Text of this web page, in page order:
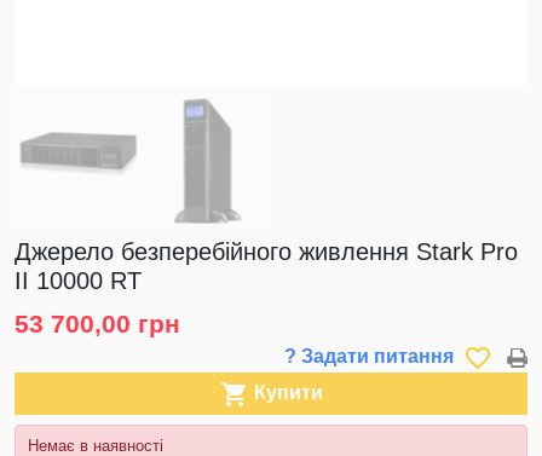
Джерело безперебійного живлення Stark Pro
II 10000 RT
53 700,00 грн
? Задати питання favorite_border
 Купити
Немає в наявності